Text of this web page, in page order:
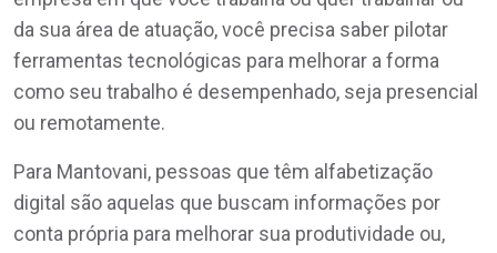
da sua área de atuação, você precisa saber pilotar
ferramentas tecnológicas para melhorar a forma
como seu trabalho é desempenhado, seja presencial
ou remotamente.
Para Mantovani, pessoas que têm alfabetização
digital são aquelas que buscam informações por
conta própria para melhorar sua produtividade ou,